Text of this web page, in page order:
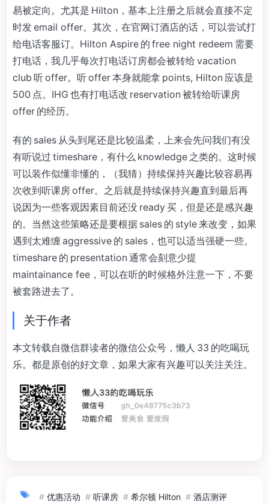
易被定向。尤其是 Hilton，基本上注册之后就会直接不定
时发 email offer。其次，在官网订酒店的话，可以尝试打
给电话客服订。Hilton Aspire 的 free night redeem 需要
打电话，我几乎每次打电话订房都会被转给 vacation
club 听 offer。听 offer 本身就能拿 points, Hilton 应该是
500 点。IHG 也有打电话改 reservation 被转给听课房
offer 的经历。
有的 sales 从头到尾还是比较温柔，上来会先问我们有没
有听说过 timeshare，有什么 knowledge 之类的。这时候
可以装作似懂非懂的，（我猜）持续保持兴趣比较容易再
次收到听课房 offer。之后就是持续保持兴趣直到最后再
说因为一些客观因素目前还没 ready 买，但是还是感兴趣
的。当然这些策略还是要根据 sales 的 style 来改变，如果
遇到太难缠 aggressive 的 sales，也可以适当强硬一些。
timeshare 的 presentation 通常会刻意少提
maintainance fee，可以在听的时候格外注意一下，不要
被套路进去了。
关于作者
本文转载自微信群读者的微信公众号，懒人 33 的吃喝玩
乐。都是原创的好文章，如果大家有兴趣可以关注关注。
# 优惠活动 # 听课房 # 希尔顿 Hilton # 酒店测评